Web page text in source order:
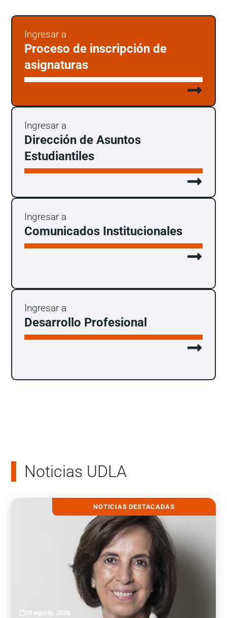
Ingresar a
Proceso de inscripción de
asignaturas
Ingresar a
Dirección de Asuntos
Estudiantiles
Ingresar a
Comunicados Institucionales
Ingresar a
Desarrollo Profesional
Noticias UDLA
NOTICIAS DESTACADAS
10 agosto, 2026